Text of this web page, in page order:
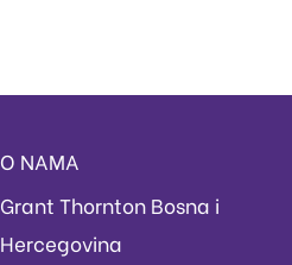
O NAMA
Grant Thornton Bosna i
Hercegovina